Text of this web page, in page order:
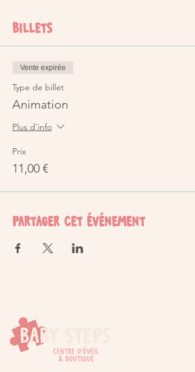
Billets
Vente expirée
Type de billet
Animation
Plus d'info
Prix
11,00 €
Partager cet événement